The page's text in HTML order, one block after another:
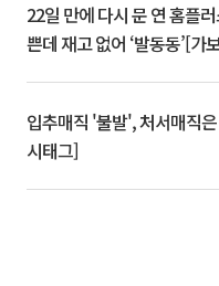
22일 만에 다시 문 연 홈플
쁜데 재고 없어 ‘발동동’[가
입추매직 '불발', 처서매직
시태그]